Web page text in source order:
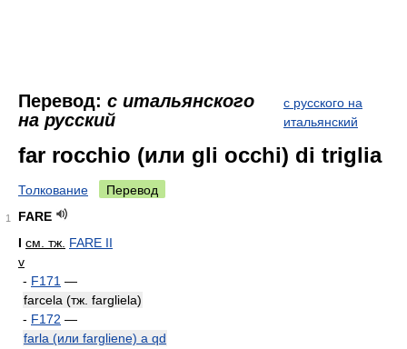
Перевод: с итальянского
на русский
с русского на
итальянский
far rocchio (или gli occhi) di triglia
Толкование Перевод
1
FARE
I см. тж. FARE II
v
- F171 —
farcela (тж. fargliela)
- F172 —
farla (или fargliene) a qd